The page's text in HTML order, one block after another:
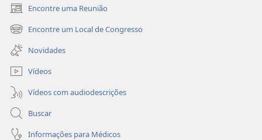
Encontre uma Reunião
(abre
nova
janela)
Encontre um Local de Congresso
(abre
nova
janela)
Novidades
Vídeos
Vídeos com audiodescrições
Buscar
Informações para Médicos